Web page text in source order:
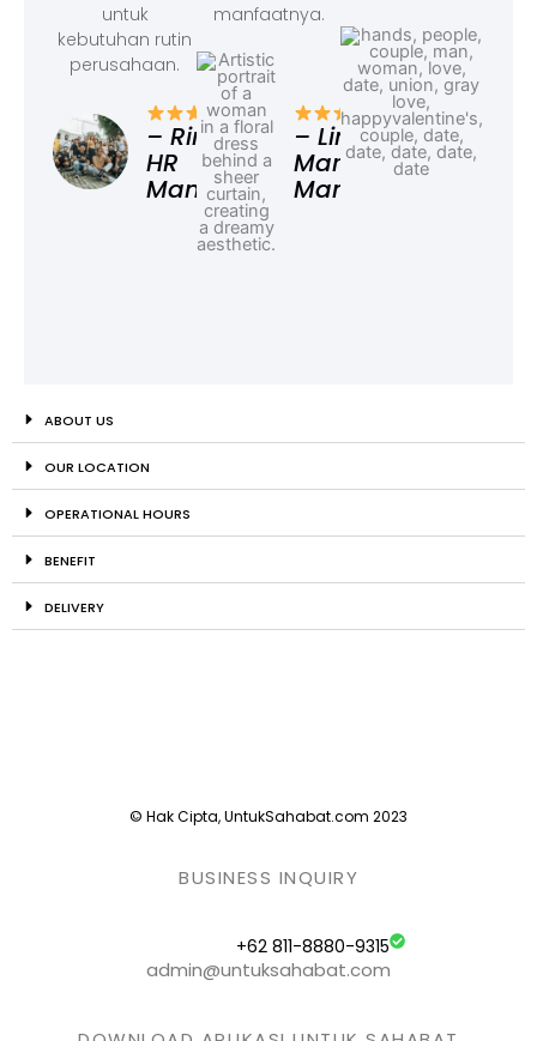
untuk
kebutuhan rutin
perusahaan.
– Rina,
HR
Manager
manfaatnya.
– Linda,
Marketing
Manager
ABOUT US
OUR LOCATION
OPERATIONAL HOURS
BENEFIT
DELIVERY
© Hak Cipta, UntukSahabat.com 2023
BUSINESS INQUIRY
+62 811-8880-9315
admin@untuksahabat.com